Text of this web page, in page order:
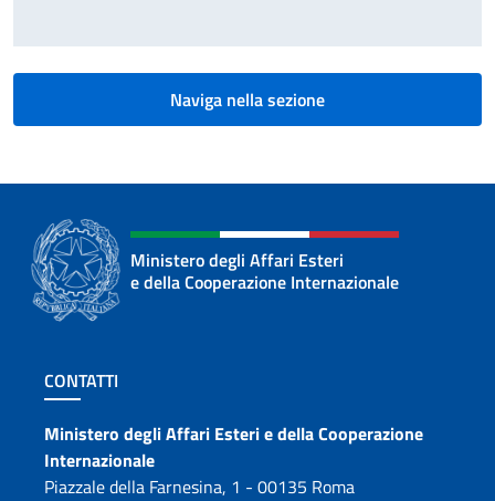
Naviga nella sezione
Ministero degli Affari Esteri
e della Cooperazione Internazionale
Sezione footer
CONTATTI
Contatti
Ministero degli Affari Esteri e della Cooperazione
Internazionale
Piazzale della Farnesina, 1 - 00135 Roma